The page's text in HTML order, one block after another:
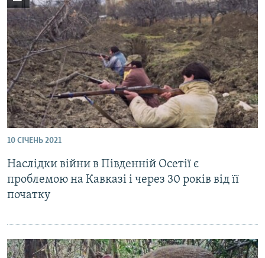
10 СІЧЕНЬ 2021
Наслідки війни в Південній Осетії є
проблемою на Кавказі і через 30 років від її
початку